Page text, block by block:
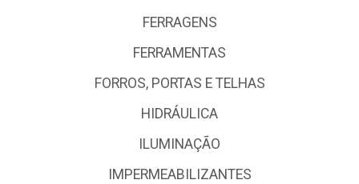
FERRAGENS
FERRAMENTAS
FORROS, PORTAS E TELHAS
HIDRÁULICA
ILUMINAÇÃO
IMPERMEABILIZANTES